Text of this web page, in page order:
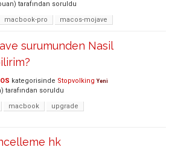
tarafından soruldu
macbook-pro macos-mojave
surumunden Nasil
kategorisinde Stopvolking Yeni
tarafından soruldu
macbook
upgrade
hk